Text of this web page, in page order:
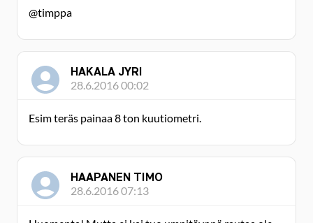
@timppa
HAKALA JYRI
28.6.2016 00:02
Esim teräs painaa 8 ton kuutiometri.
HAAPANEN TIMO
28.6.2016 07:13